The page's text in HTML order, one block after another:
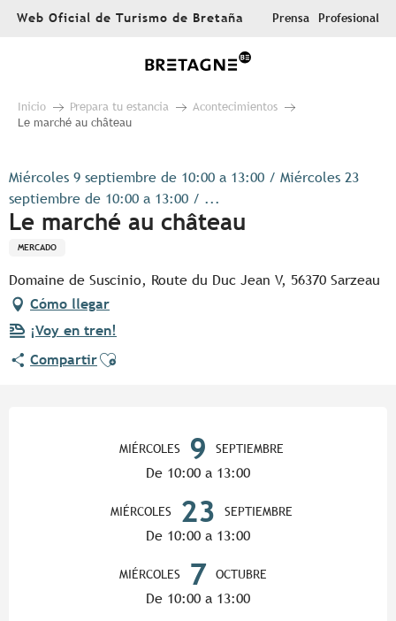
AllerWeb Oficial de Turismo de Bretaña Prensa Profesional
Inicio Prepara tu estancia
Acontecimientos
Le marché au château
Miércoles 9 septiembre de 10:00 a 13:00 / Miércoles 23
septiembre de 10:00 a 13:00 / ...
Le marché au château
MERCADO
Domaine de Suscinio, Route du Duc Jean V, 56370 Sarzeau
Cómo llegar
¡Voy en tren!
CompartirAjouter aux favoris
MIÉRCOLES 9 SEPTIEMBRE
De 10:00 a 13:00
MIÉRCOLES 23 SEPTIEMBRE
De 10:00 a 13:00
MIÉRCOLES 7 OCTUBRE
De 10:00 a 13:00